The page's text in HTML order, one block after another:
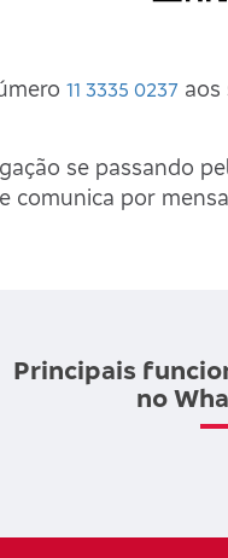
11 3335 0237 aos
se passando
comunica por
Principais
no